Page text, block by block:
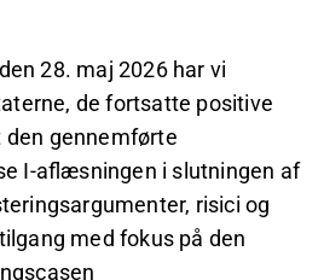
2026, med en opjusteret
kliniske udgifter og
programmer.
.
28. maj 2026 har vi
de fortsatte positive
den gennemførte
I-aflæsningen i slutningen af
risici og
med fokus på den